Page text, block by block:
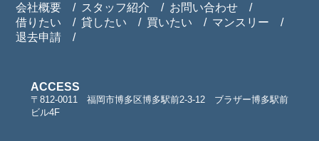
会社概要 スタッフ紹介
お問い合わせ
借りたい
貸したい 買いたい
マンスリー
退去申請
ACCESS
〒812-0011 福岡市博多区博多駅前2-3-12 ブラザー博多駅前
ビル4F